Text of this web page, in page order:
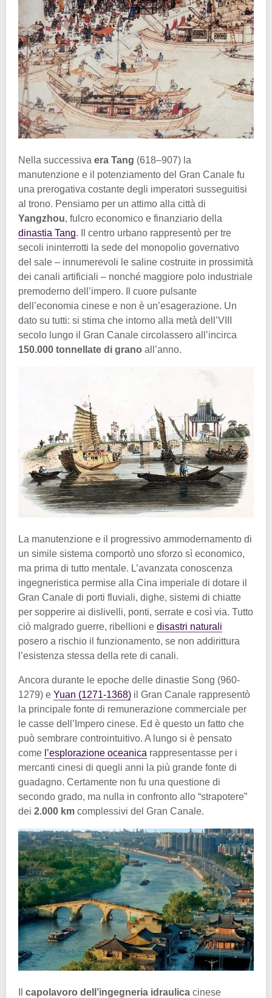
Nella successiva era Tang (618–907) la
manutenzione e il potenziamento del Gran Canale fu
una prerogativa costante degli imperatori susseguitisi
al trono. Pensiamo per un attimo alla città di
Yangzhou, fulcro economico e finanziario della
dinastia Tang. Il centro urbano rappresentò per tre
secoli ininterrotti la sede del monopolio governativo
del sale – innumerevoli le saline costruite in prossimità
dei canali artificiali – nonché maggiore polo industriale
premoderno dell’impero. Il cuore pulsante
dell’economia cinese e non è un’esagerazione. Un
dato su tutti: si stima che intorno alla metà dell’VIII
secolo lungo il Gran Canale circolassero all’incirca
150.000 tonnellate di grano all’anno.
La manutenzione e il progressivo ammodernamento di
un simile sistema comportò uno sforzo sì economico,
ma prima di tutto mentale. L’avanzata conoscenza
ingegneristica permise alla Cina imperiale di dotare il
Gran Canale di porti fluviali, dighe, sistemi di chiatte
per sopperire ai dislivelli, ponti, serrate e così via. Tutto
ciò malgrado guerre, ribellioni e disastri naturali
posero a rischio il funzionamento, se non addirittura
l’esistenza stessa della rete di canali.
Ancora durante le epoche delle dinastie Song (960-
1279) e Yuan (1271-1368) il Gran Canale rappresentò
la principale fonte di remunerazione commerciale per
le casse dell’Impero cinese. Ed è questo un fatto che
può sembrare controintuitivo. A lungo si è pensato
come l’esplorazione oceanica rappresentasse per i
mercanti cinesi di quegli anni la più grande fonte di
guadagno. Certamente non fu una questione di
secondo grado, ma nulla in confronto allo “strapotere”
dei 2.000 km complessivi del Gran Canale.
capolavoro dell’ingegneria idraulica cinese